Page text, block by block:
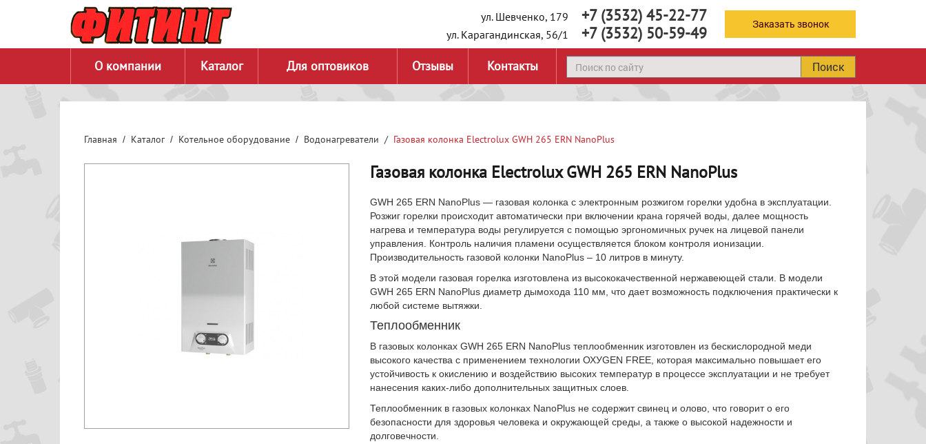
ул. Шевченко, 179 +7 (3532) 45-22-77
ул. Карагандинская, 56/1 +7 (3532) 50-59-49 Заказать звонок
О компании Каталог Для оптовиков Отзывы Контакты Поиск
Главная Каталог Котельное оборудование Водонагреватели Газовая колонка Electrolux GWH 265 ERN NanoPlus
Газовая колонка Electrolux GWH 265 ERN NanoPlus
GWH 265 ERN NanoPlus — газовая колонка с электронным розжигом горелки удобна в эксплуатации.
Розжиг горелки происходит автоматически при включении крана горячей воды, далее мощность
нагрева и температура воды регулируется с помощью эргономичных ручек на лицевой панели
управления. Контроль наличия пламени осуществляется блоком контроля ионизации.
Производительность газовой колонки NanoPlus – 10 литров в минуту.
В этой модели газовая горелка изготовлена из высококачественной нержавеющей стали. В модели
GWH 265 ERN NanoPlus диаметр дымохода 110 мм, что дает возможность подключения практически к
любой системе вытяжки.
Теплообменник
В газовых колонках GWH 265 ERN NanoPlus теплообменник изготовлен из бескислородной меди
высокого качества с применением технологии ОХУGEN FREE, которая максимально повышает его
устойчивость к окислению и воздействию высоких температур в процессе эксплуатации и не требует
нанесения каких-либо дополнительных защитных слоев.
Теплообменник в газовых колонках NanoPlus не содержит свинец и олово, что говорит о его
безопасности для здоровья человека и окружающей среды, а также о высокой надежности и
долговечности.